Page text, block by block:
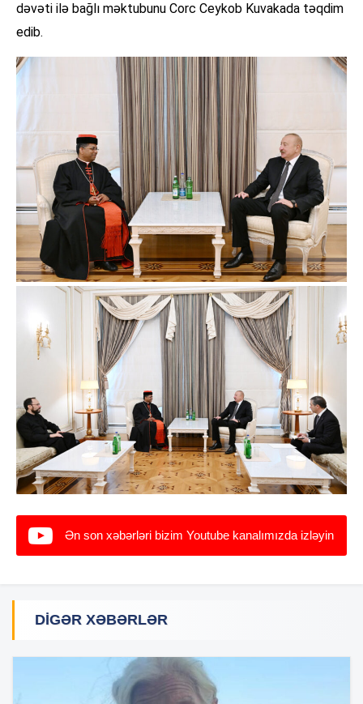
dəvəti ilə bağlı məktubunu Corc Ceykob Kuvakada təqdim
edib.
Ən son xəbərləri bizim Youtube kanalımızda izləyin
DIGƏR XƏBƏRLƏR